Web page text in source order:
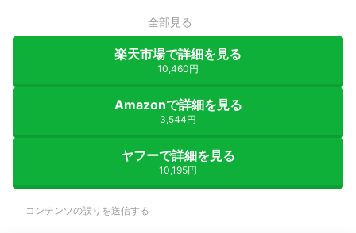
全部見る
楽天市場で詳細を見る
10,460円
Amazonで詳細を見る
3,544円
ヤフーで詳細を見る
10,195円
コンテンツの誤りを送信する